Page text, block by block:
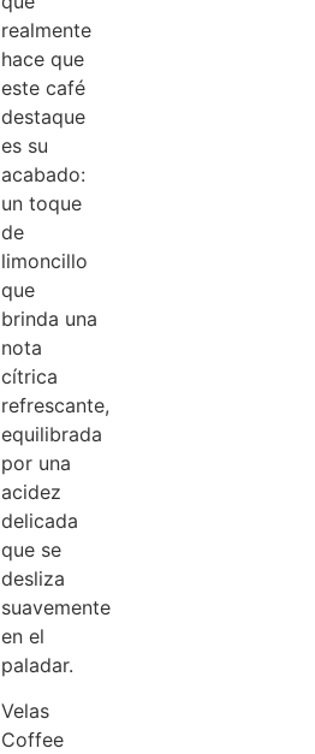
realmente
hace que
este café
destaque
es su
acabado:
un toque
de
limoncillo
que
brinda una
nota
cítrica
refrescante,
equilibrada
por una
acidez
delicada
que se
desliza
suavemente
en el
paladar.
Velas
Coffee